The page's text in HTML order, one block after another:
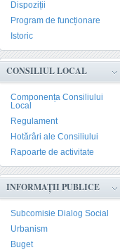
Dispoziții
Program de funcționare
Istoric
CONSILIUL LOCAL
Componența Consiliului
Local
Regulament
Hotărâri ale Consiliului
Rapoarte de activitate
INFORMAȚII PUBLICE
Subcomisie Dialog Social
Urbanism
Buget